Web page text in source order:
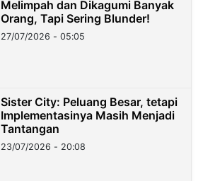
Melimpah dan Dikagumi Banyak
Orang, Tapi Sering Blunder!
27/07/2026 - 05:05
Sister City: Peluang Besar, tetapi
Implementasinya Masih Menjadi
Tantangan
23/07/2026 - 20:08